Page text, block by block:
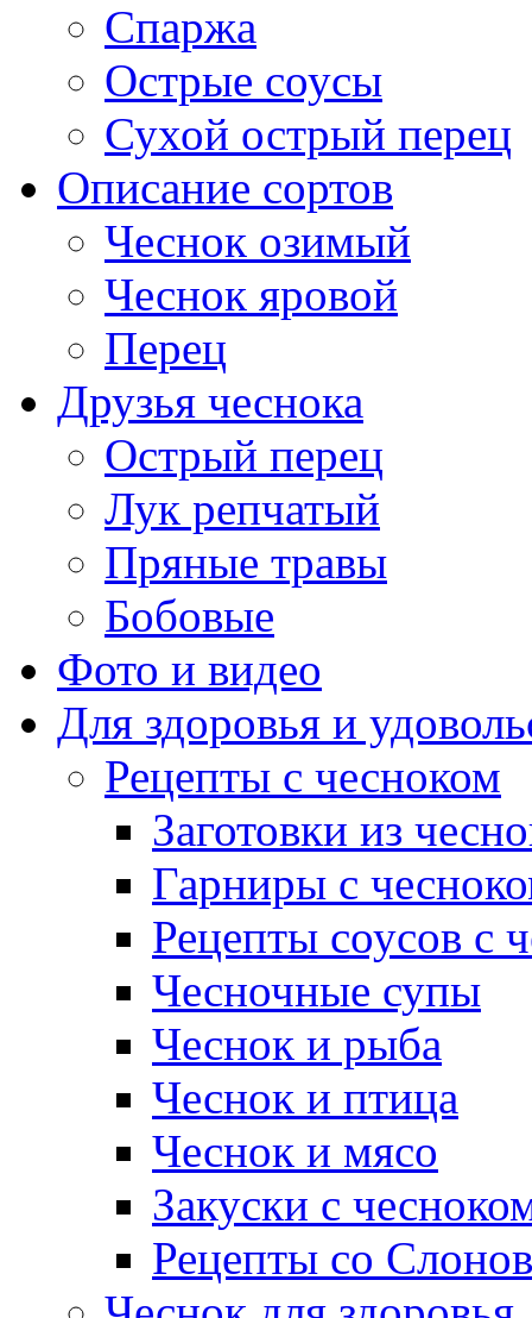
Спаржа
Острые соусы
Сухой острый перец
Описание сортов
Чеснок озимый
Чеснок яровой
Перец
Друзья чеснока
Острый перец
Лук репчатый
Пряные травы
Бобовые
Фото и видео
Для здоровья и
Рецепты с чесноком
Заготовки из
Гарниры с
Рецепты соусов с
Чесночные супы
Чеснок и рыба
Чеснок и птица
Чеснок и мясо
Закуски с
Рецепты со